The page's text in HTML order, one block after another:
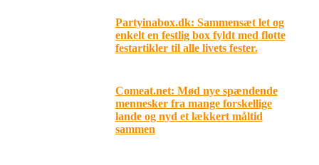
Partyinabox.dk: Sammensæt let og
enkelt en festlig box fyldt med flotte
festartikler til alle livets fester.
Comeat.net: Mød nye spændende
mennesker fra mange forskellige
lande og nyd et lækkert måltid
sammen